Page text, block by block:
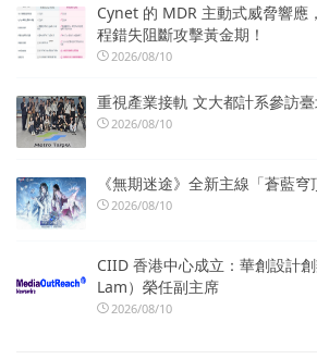
Cynet 的 MDR 主動式威脅響應
程錯失阻斷攻擊黃金期！
2026/08/10
重視產業接軌 文大都計系參訪
2026/08/10
《無期迷途》全新主線「蒼藍穹
2026/08/10
CIID 香港中心成立：華創設計
Lam）榮任副主席
2026/08/10